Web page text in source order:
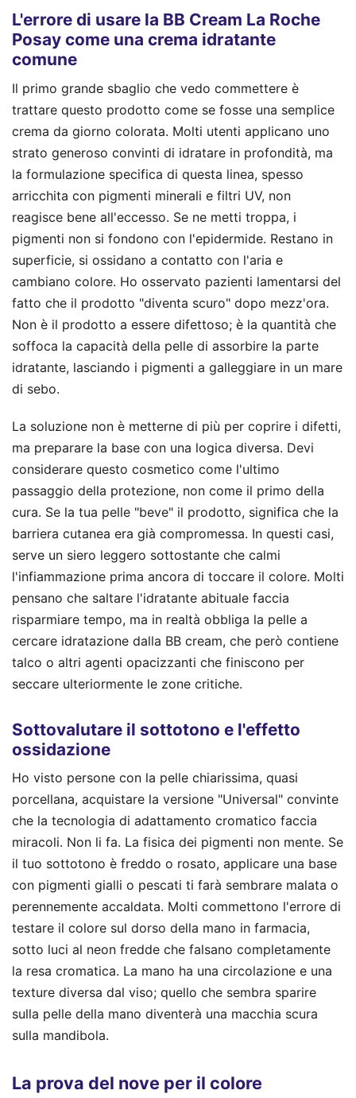
L'errore di usare la BB Cream La Roche
Posay come una crema idratante
comune
Il primo grande sbaglio che vedo commettere è
trattare questo prodotto come se fosse una semplice
crema da giorno colorata. Molti utenti applicano uno
strato generoso convinti di idratare in profondità, ma
la formulazione specifica di questa linea, spesso
arricchita con pigmenti minerali e filtri UV, non
reagisce bene all'eccesso. Se ne metti troppa, i
pigmenti non si fondono con l'epidermide. Restano in
superficie, si ossidano a contatto con l'aria e
cambiano colore. Ho osservato pazienti lamentarsi del
fatto che il prodotto "diventa scuro" dopo mezz'ora.
Non è il prodotto a essere difettoso; è la quantità che
soffoca la capacità della pelle di assorbire la parte
idratante, lasciando i pigmenti a galleggiare in un mare
di sebo.
La soluzione non è metterne di più per coprire i difetti,
ma preparare la base con una logica diversa. Devi
considerare questo cosmetico come l'ultimo
passaggio della protezione, non come il primo della
cura. Se la tua pelle "beve" il prodotto, significa che la
barriera cutanea era già compromessa. In questi casi,
serve un siero leggero sottostante che calmi
l'infiammazione prima ancora di toccare il colore. Molti
pensano che saltare l'idratante abituale faccia
risparmiare tempo, ma in realtà obbliga la pelle a
cercare idratazione dalla BB cream, che però contiene
talco o altri agenti opacizzanti che finiscono per
seccare ulteriormente le zone critiche.
Sottovalutare il sottotono e l'effetto
ossidazione
Ho visto persone con la pelle chiarissima, quasi
porcellana, acquistare la versione "Universal" convinte
che la tecnologia di adattamento cromatico faccia
miracoli. Non li fa. La fisica dei pigmenti non mente. Se
il tuo sottotono è freddo o rosato, applicare una base
con pigmenti gialli o pescati ti farà sembrare malata o
perennemente accaldata. Molti commettono l'errore di
testare il colore sul dorso della mano in farmacia,
sotto luci al neon fredde che falsano completamente
la resa cromatica. La mano ha una circolazione e una
texture diversa dal viso; quello che sembra sparire
sulla pelle della mano diventerà una macchia scura
sulla mandibola.
La prova del nove per il colore